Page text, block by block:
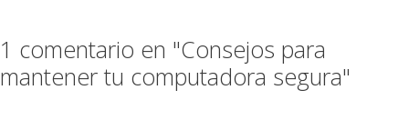
1 comentario en "Consejos para
mantener tu computadora segura"